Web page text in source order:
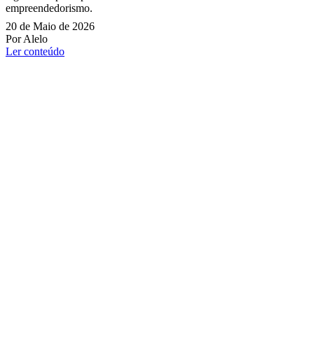
empreendedorismo.
20 de Maio de 2026
Por Alelo
Ler conteúdo